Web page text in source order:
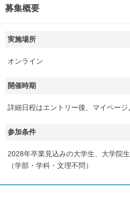
募集概要
実施場所
オンライン
開催時期
詳細日程はエントリー後、マイページ
参加条件
2028年卒業見込みの大学生、大学院
（学部・学科・文理不問）